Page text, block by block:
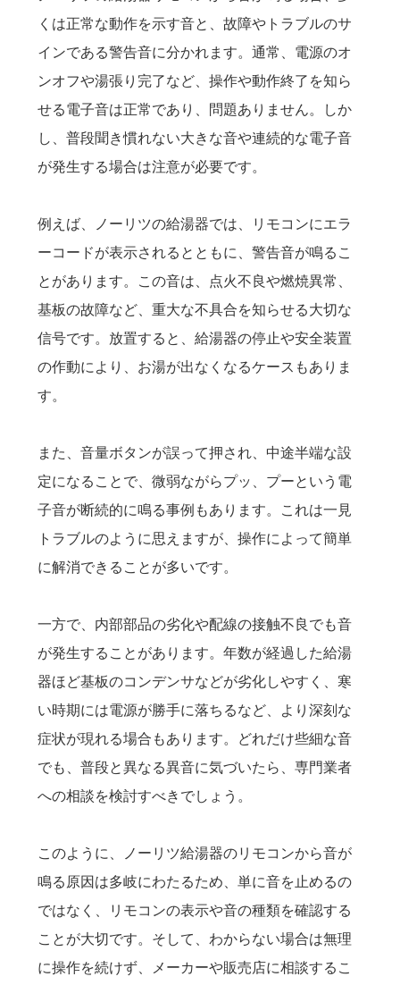
くは正常な動作を示す音と、故障やトラブルのサ
インである警告音に分かれます。通常、電源のオ
ンオフや湯張り完了など、操作や動作終了を知ら
せる電子音は正常であり、問題ありません。しか
し、普段聞き慣れない大きな音や連続的な電子音
が発生する場合は注意が必要です。
例えば、ノーリツの給湯器では、リモコンにエラ
ーコードが表示されるとともに、警告音が鳴るこ
とがあります。この音は、点火不良や燃焼異常、
基板の故障など、重大な不具合を知らせる大切な
信号です。放置すると、給湯器の停止や安全装置
の作動により、お湯が出なくなるケースもありま
す。
また、音量ボタンが誤って押され、中途半端な設
定になることで、微弱ながらプッ、プーという電
子音が断続的に鳴る事例もあります。これは一見
トラブルのように思えますが、操作によって簡単
に解消できることが多いです。
一方で、内部部品の劣化や配線の接触不良でも音
が発生することがあります。年数が経過した給湯
器ほど基板のコンデンサなどが劣化しやすく、寒
い時期には電源が勝手に落ちるなど、より深刻な
症状が現れる場合もあります。どれだけ些細な音
でも、普段と異なる異音に気づいたら、専門業者
への相談を検討すべきでしょう。
このように、ノーリツ給湯器のリモコンから音が
鳴る原因は多岐にわたるため、単に音を止めるの
ではなく、リモコンの表示や音の種類を確認する
ことが大切です。そして、わからない場合は無理
に操作を続けず、メーカーや販売店に相談するこ